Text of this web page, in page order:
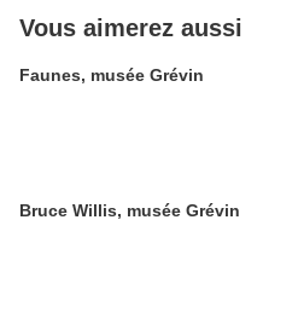
Vous aimerez aussi
Faunes, musée Grévin
Bruce Willis, musée Grévin